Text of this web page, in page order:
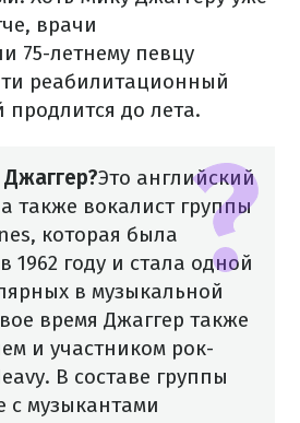
врачи
75-летнему певцу
реабилитационный
до лета.
Это английский
также вокалист группы
которая была
1962 году и стала одной
в музыкальной
время Джаггер также
и участником рок-
В составе группы
с музыкантами